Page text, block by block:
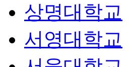
상명대학교
서영대학교